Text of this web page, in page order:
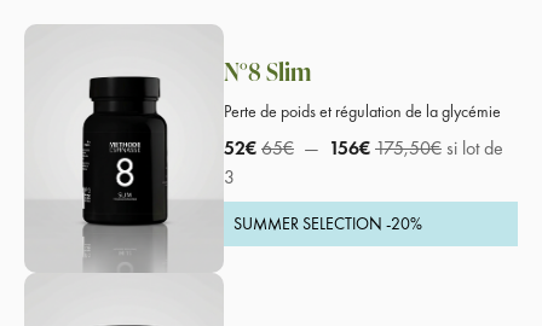
N°8 Slim
Perte de poids et régulation de la glycémie
52€65€ — 156€175,50€si lot de
3
SUMMER SELECTION -20%